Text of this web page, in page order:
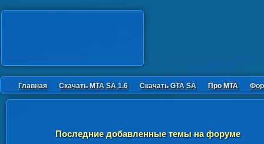
Главная Скачать MTA SA 1.6 Скачать GTA SA Про MTA
Последние добавленные темы на форуме